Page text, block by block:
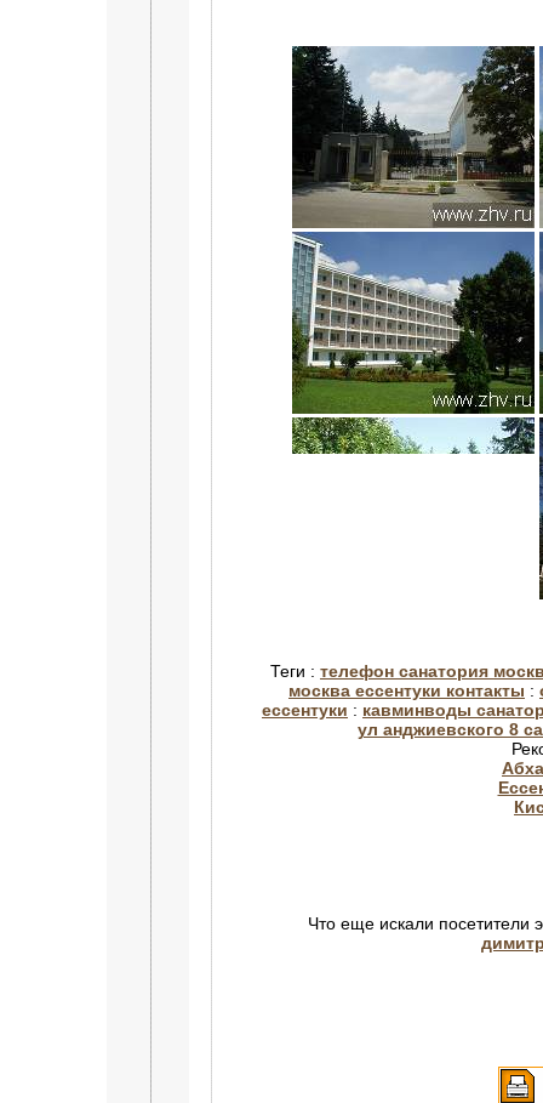
Теги : телефон санатория
москва ессентуки контакты :
ессентуки : кавминводы
ул анджиевского 8
Что еще искали посетители